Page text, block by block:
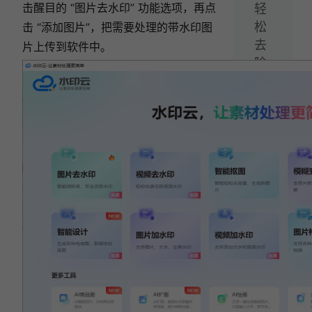
击醒目的 “图片去水印” 功能选项，再点
击 “添加图片”，把需要处理的带水印图
片上传到软件中。
轻
松
去
除
水
相关文章:
推荐
具，一键去除水印！